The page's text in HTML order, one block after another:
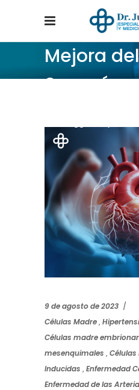
Mejora
9 de agosto de 2023
Células Madre,
Células madre
mesenquimales ,Células
Inducidas ,Enfermedad
Enfermedad de las